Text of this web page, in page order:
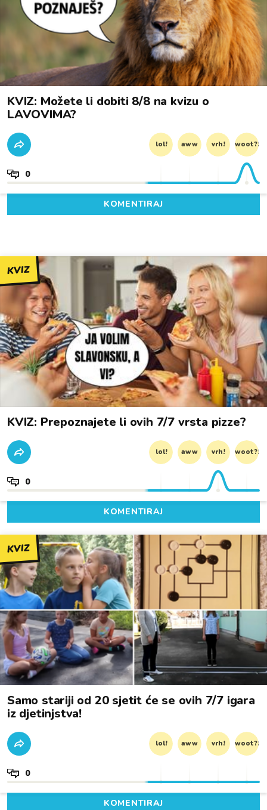
KVIZ: Možete li dobiti 8/8 na kvizu o
LAVOVIMA?
lol! aww vrh! woot?!
0
KOMENTIRAJ
KVIZ
KVIZ: Prepoznajete li ovih 7/7 vrsta pizze?
lol! aww vrh! woot?!
0
KOMENTIRAJ
KVIZ
Samo stariji od 20 sjetit će se ovih 7/7 igara
iz djetinjstva!
lol! aww vrh! woot?!
0
KOMENTIRAJ